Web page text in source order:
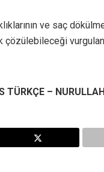
ve saç
çözülebileceği
TÜRKÇE –